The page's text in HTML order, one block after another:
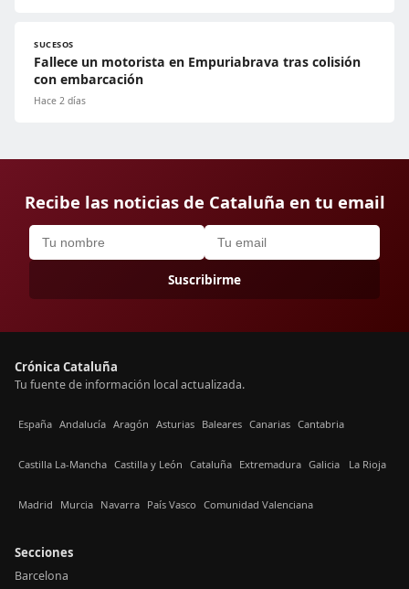
SUCESOS
Fallece un motorista en Empuriabrava tras colisión
con embarcación
Hace 2 días
Recibe las noticias de Cataluña en tu email
Suscribirme
Crónica Cataluña
Tu fuente de información local actualizada.
España Andalucía Aragón Asturias Baleares Canarias Cantabria
Castilla La-Mancha Castilla y León Cataluña Extremadura Galicia La Rioja
Madrid Murcia Navarra País Vasco Comunidad Valenciana
Secciones
Barcelona